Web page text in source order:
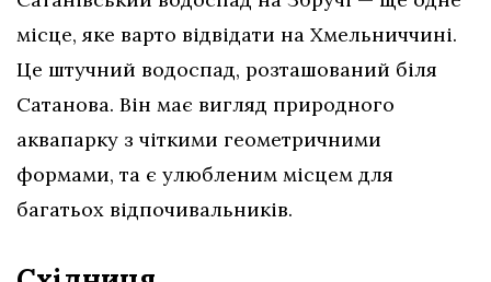
місце, яке варто відвідати на Хмельниччині.
Це штучний водоспад, розташований біля
Сатанова. Він має вигляд природного
аквапарку з чіткими геометричними
формами, та є улюбленим місцем для
багатьох відпочивальників.